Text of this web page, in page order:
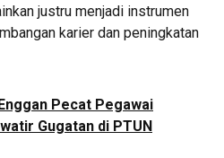
justru menjadi instrumen
karier dan peningkatan
Pecat Pegawai
Gugatan di PTUN